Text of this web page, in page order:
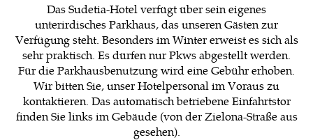
Das Sudetia-Hotel verfügt über sein eigenes
unterirdisches Parkhaus, das unseren Gästen zur
Verfügung steht. Besonders im Winter erweist es sich als
sehr praktisch. Es dürfen nur Pkws abgestellt werden.
Für die Parkhausbenutzung wird eine Gebühr erhoben.
Wir bitten Sie, unser Hotelpersonal im Voraus zu
kontaktieren. Das automatisch betriebene Einfahrtstor
finden Sie links im Gebäude (von der Zielona-Straße aus
gesehen).